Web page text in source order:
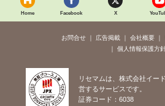
Home Facebook X
お問合せ 広告掲載 会社概要
個人情報保護方
リセマムは、株式会社イー
営するサービスです。
証券コード：6038